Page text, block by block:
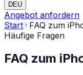
DEU
Angebot anfordern
Start
FAQ zum
Häufige Fragen
FAQ zum